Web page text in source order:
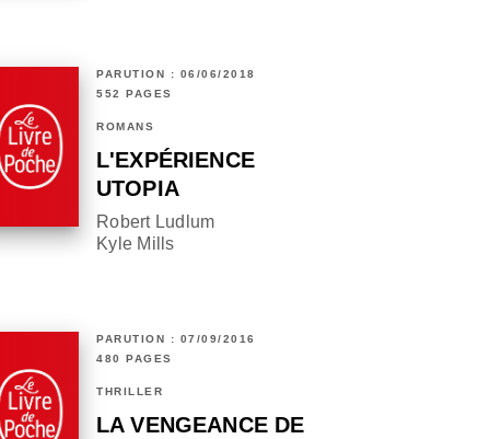
PARUTION : 06/06/2018
552 PAGES
ROMANS
L'EXPÉRIENCE
UTOPIA
Robert Ludlum
Kyle Mills
PARUTION : 07/09/2016
480 PAGES
THRILLER
LA VENGEANCE DE